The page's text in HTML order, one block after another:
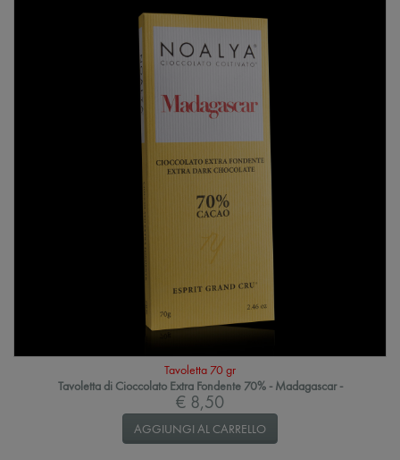
Tavoletta 70 gr
Tavoletta di Cioccolato Extra Fondente 70% - Madagascar -
€ 8,50
AGGIUNGI AL CARRELLO